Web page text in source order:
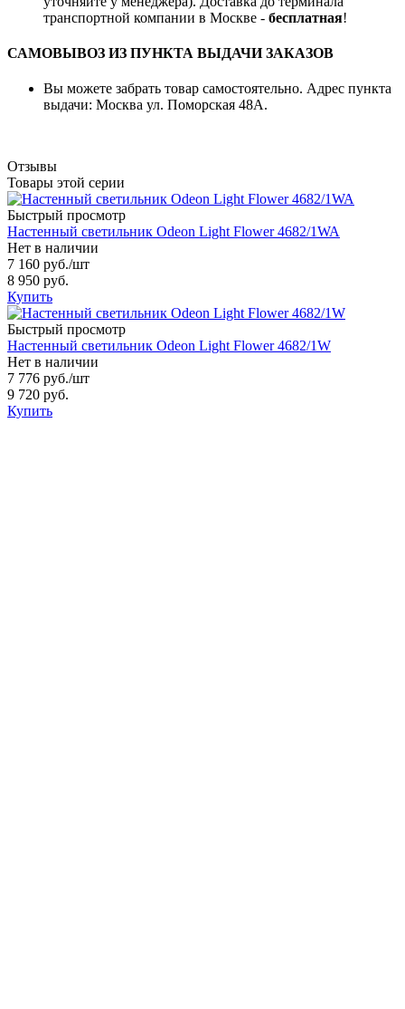
транспортной компании в Москве - бесплатная!
САМОВЫВОЗ ИЗ ПУНКТА ВЫДАЧИ ЗАКАЗОВ
Вы можете забрать товар самостоятельно. Адрес пункта
выдачи: Москва ул. Поморская 48А.
Отзывы
Товары этой серии
Быстрый просмотр
Настенный светильник Odeon Light Flower 4682/1WA
Нет в наличии
7 160 руб./шт
8 950 руб.
Купить
Быстрый просмотр
Настенный светильник Odeon Light Flower 4682/1W
Нет в наличии
7 776 руб./шт
9 720 руб.
Купить